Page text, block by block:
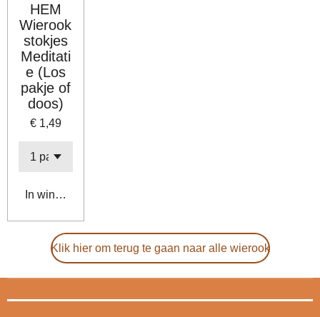
HEM
Wierook
stokjes
Meditati
e (Los
pakje of
doos)
€ 1,49
In winkelwagen
Klik hier om terug te gaan naar alle wierook